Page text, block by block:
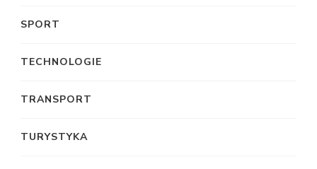
SPORT
TECHNOLOGIE
TRANSPORT
TURYSTYKA